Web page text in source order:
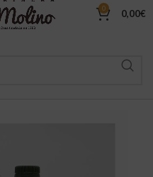
0 0,00€